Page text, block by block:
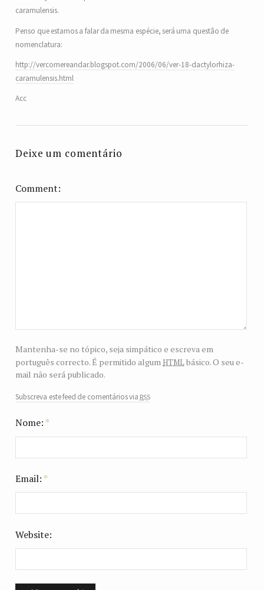
caramulensis.
Penso que estamos a falar da mesma espécie, será uma questão de
nomenclatura:
http://vercomereandar.blogspot.com/2006/06/ver-18-dactylorhiza-
caramulensis.html
Acc
Deixe um comentário
Comment
Mantenha-se no tópico, seja simpático e escreva em
português correcto. É permitido algum htmlbásico. O seu e-
mail não será publicado.
Subscreva este feed de comentários via rss
Nome: *
Email: *
Website: